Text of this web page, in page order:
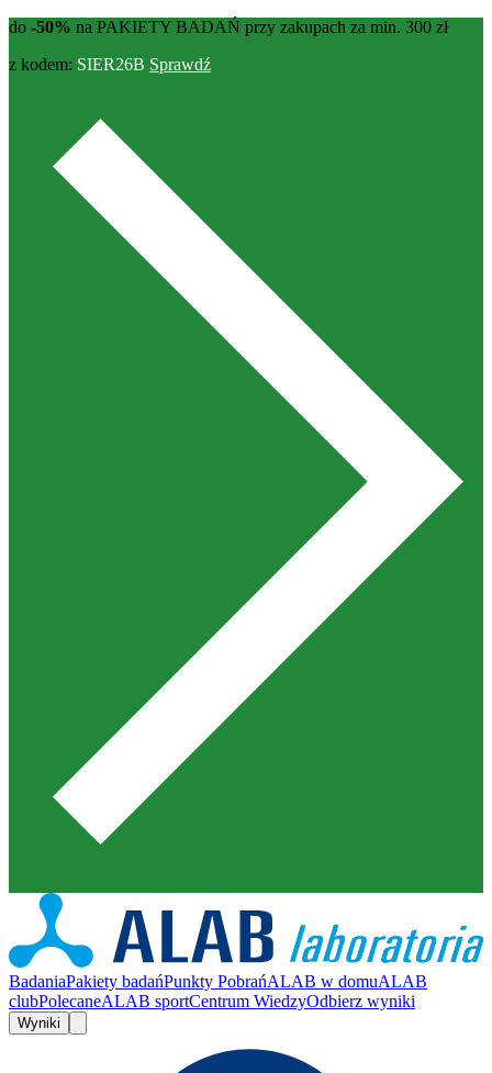
do -50% na PAKIETY BADAŃ przy zakupach za min. 300 zł
z kodem: SIER26B Sprawdź
BadaniaPakiety badańPunkty PobrańALAB w domuALAB
clubPolecaneALAB sportCentrum WiedzyOdbierz wyniki
Wyniki